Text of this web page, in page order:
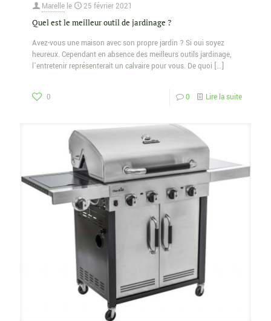
Marelle le 25 février 2021
Quel est le meilleur outil de jardinage ?
Avez-vous une maison avec son propre jardin ? Si oui soyez
heureux. Cependant en absence des meilleurs outils jardinage,
l’entretenir représenterait un calvaire pour vous. De quoi […]
0 0 Lire la suite